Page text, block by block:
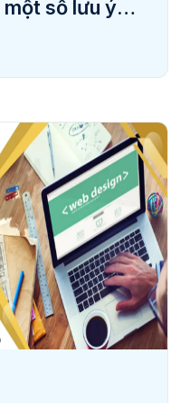
một số lưu ý
theo yêu cầu